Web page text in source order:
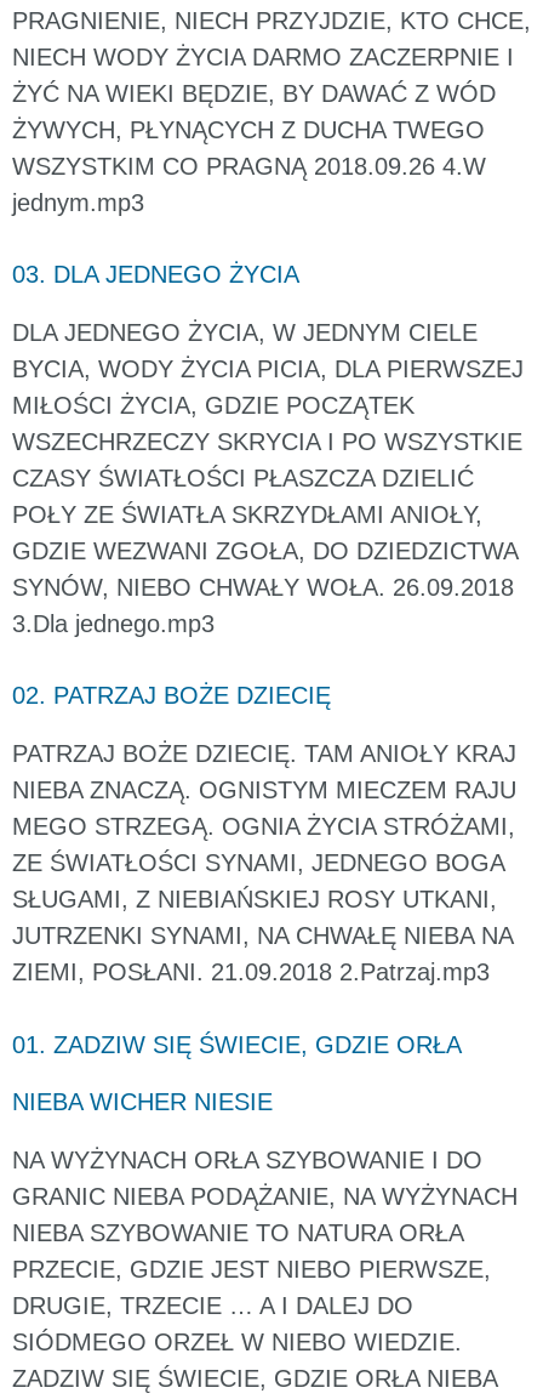
PRAGNIENIE, NIECH PRZYJDZIE, KTO CHCE,
NIECH WODY ŻYCIA DARMO ZACZERPNIE I
ŻYĆ NA WIEKI BĘDZIE, BY DAWAĆ Z WÓD
ŻYWYCH, PŁYNĄCYCH Z DUCHA TWEGO
WSZYSTKIM CO PRAGNĄ 2018.09.26 4.W
jednym.mp3
03. DLA JEDNEGO ŻYCIA
DLA JEDNEGO ŻYCIA, W JEDNYM CIELE
BYCIA, WODY ŻYCIA PICIA, DLA PIERWSZEJ
MIŁOŚCI ŻYCIA, GDZIE POCZĄTEK
WSZECHRZECZY SKRYCIA I PO WSZYSTKIE
CZASY ŚWIATŁOŚCI PŁASZCZA DZIELIĆ
POŁY ZE ŚWIATŁA SKRZYDŁAMI ANIOŁY,
GDZIE WEZWANI ZGOŁA, DO DZIEDZICTWA
SYNÓW, NIEBO CHWAŁY WOŁA. 26.09.2018
3.Dla jednego.mp3
02. PATRZAJ BOŻE DZIECIĘ
PATRZAJ BOŻE DZIECIĘ. TAM ANIOŁY KRAJ
NIEBA ZNACZĄ. OGNISTYM MIECZEM RAJU
MEGO STRZEGĄ. OGNIA ŻYCIA STRÓŻAMI,
ZE ŚWIATŁOŚCI SYNAMI, JEDNEGO BOGA
SŁUGAMI, Z NIEBIAŃSKIEJ ROSY UTKANI,
JUTRZENKI SYNAMI, NA CHWAŁĘ NIEBA NA
ZIEMI, POSŁANI. 21.09.2018 2.Patrzaj.mp3
01. ZADZIW SIĘ ŚWIECIE, GDZIE ORŁA
NIEBA WICHER NIESIE
NA WYŻYNACH ORŁA SZYBOWANIE I DO
GRANIC NIEBA PODĄŻANIE, NA WYŻYNACH
NIEBA SZYBOWANIE TO NATURA ORŁA
PRZECIE, GDZIE JEST NIEBO PIERWSZE,
DRUGIE, TRZECIE … A I DALEJ DO
SIÓDMEGO ORZEŁ W NIEBO WIEDZIE.
ZADZIW SIĘ ŚWIECIE, GDZIE ORŁA NIEBA